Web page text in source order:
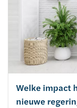
Welke impact
nieuwe